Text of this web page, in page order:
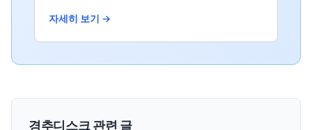
자세히 보기 →
경추디스크 관련 글